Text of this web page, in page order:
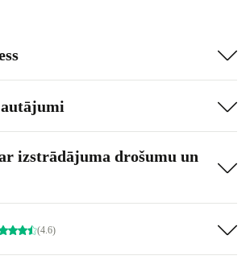
izstrādājuma drošumu un
(4.6)